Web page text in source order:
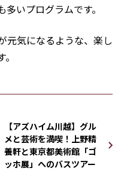
いプログラムです。
元気になるような、楽し
【アズハイム川越】グル
メと芸術を満喫！上野精
養軒と東京都美術館「ゴ
ッホ展」へのバスツアー